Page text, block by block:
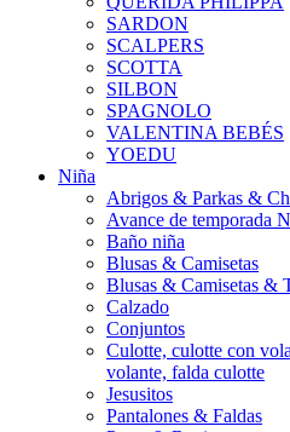
SARDON
SCALPERS
SCOTTA
SILBON
SPAGNOLO
VALENTINA BEBÉS
YOEDU
Niña
Abrigos & Parkas &
Avance de temporada
Baño niña
Blusas & Camisetas
Blusas & Camisetas &
Calzado
Conjuntos
Culotte, culotte con
volante, falda culotte
Jesusitos
Pantalones & Faldas